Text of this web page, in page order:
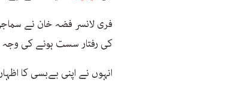
فری لانسر فضہ خان نے سماجی
کی رفتار سست ہونے کی وجہ
انہوں نے اپنی بےبسی کا